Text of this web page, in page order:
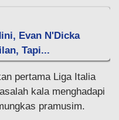
Evan N'Dicka
Tapi...
pertama Liga Italia
kala menghadapi
pramusim.